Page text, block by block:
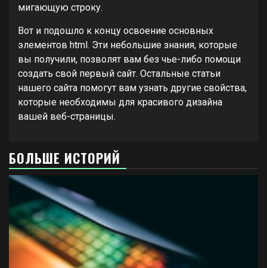
мигающую строку.
Вот и подошло к концу освоение основных
элементов html. Эти небольшие знания, которые
вы получили, позволят вам без чье-либо помощи
создать свой первый сайт. Остальные статьи
нашего сайта помогут вам узнать другие свойства,
которые необходимы для красивого дизайна
вашей веб-страницы.
БОЛЬШЕ ИСТОРИЙ